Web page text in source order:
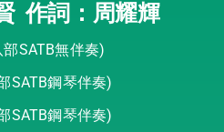
作詞：周耀輝
SATB無伴奏)ㅤ
SATB鋼琴伴奏)
SATB鋼琴伴奏)